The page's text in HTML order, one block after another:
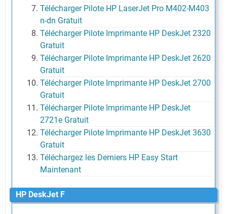
Télécharger Pilote HP LaserJet Pro M402-M403
n-dn Gratuit
Télécharger Pilote Imprimante HP DeskJet 2320
Gratuit
Télécharger Pilote Imprimante HP DeskJet 2620
Gratuit
Télécharger Pilote Imprimante HP DeskJet 2700
Gratuit
Télécharger Pilote Imprimante HP DeskJet
2721e Gratuit
Télécharger Pilote Imprimante HP DeskJet 3630
Gratuit
Téléchargez les Derniers HP Easy Start
Maintenant
HP DeskJet F